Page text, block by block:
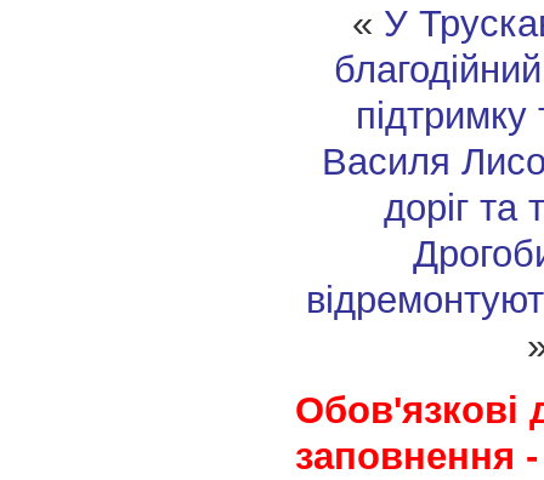
« У
підтримку
Василя
доріг та
Обов'язкові
заповнення